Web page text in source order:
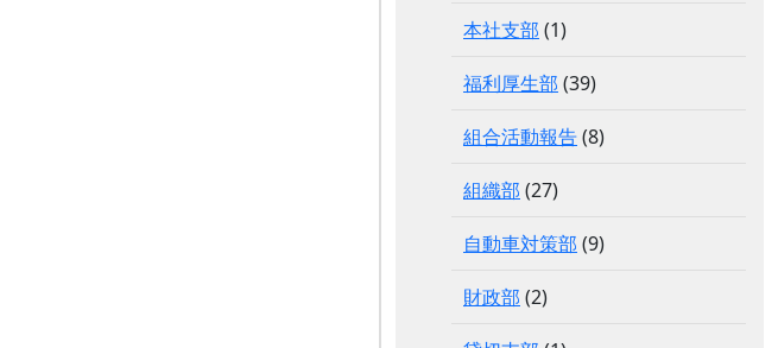
本社支部 (1)
福利厚生部 (39)
組合活動報告(8)
組織部 (27)
自動車対策部 (9)
財政部 (2)